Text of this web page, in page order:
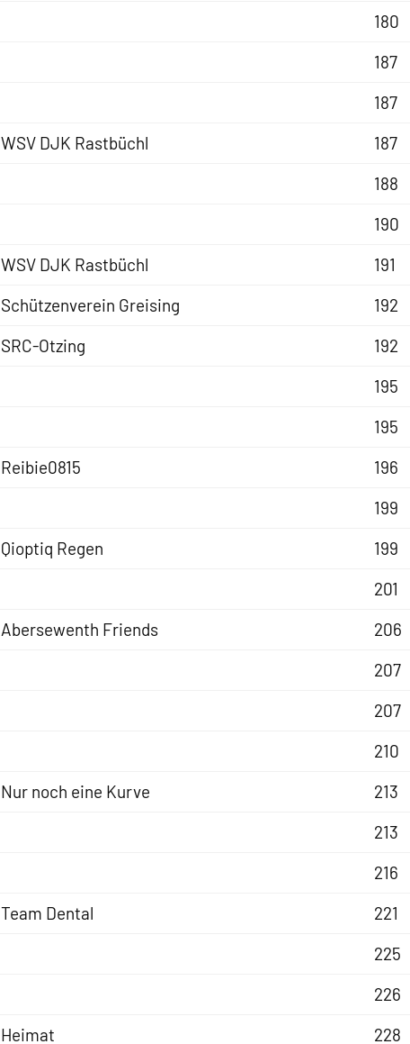
180
187
187
WSV DJK Rastbüchl
187
188
190
WSV DJK Rastbüchl
191
Schützenverein Greising
192
SRC-Otzing
192
195
195
Reibie0815
196
199
Qioptiq Regen
199
201
Abersewenth Friends
206
207
207
210
Nur noch eine Kurve
213
213
216
Team Dental
221
225
226
Heimat 228